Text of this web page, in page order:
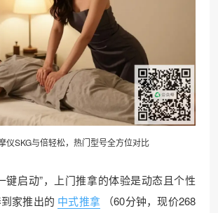
仪SKG与倍轻松，热门型号全方位对比
键启动”，上门推拿的体验是动态且个性
家推出的 中式推拿
（60分钟，现价268